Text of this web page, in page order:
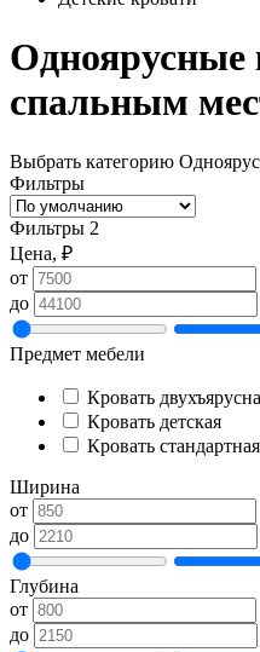
Одноярусные
спальным
Выбрать категорию
Фильтры
Фильтры 2
Цена, ₽
от
до
Предмет мебели
Кровать
Кровать детская
Кровать стандартная
Ширина
от
до
Глубина
от
до